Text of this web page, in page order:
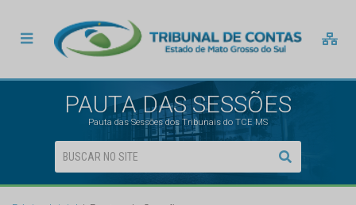
PAUTA DAS SESSÕES
Pauta das Sessões dos Tribunais do TCE MS